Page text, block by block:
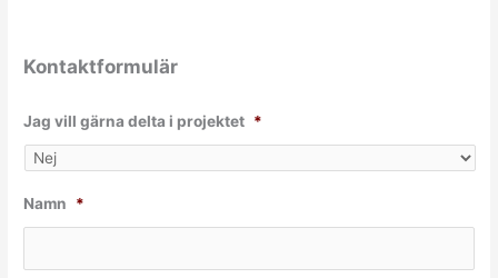
Kontaktformulär
Jag vill gärna delta i projektet *
Namn *